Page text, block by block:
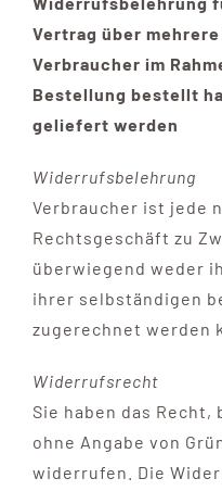
Vertrag über
Verbraucher im
Bestellung bestellt
geliefert werden
Widerrufsbelehrung
Verbraucher ist jede
Rechtsgeschäft zu
überwiegend weder
ihrer selbständigen
zugerechnet werden
Widerrufsrecht
Sie haben das Recht,
ohne Angabe von
widerrufen. Die